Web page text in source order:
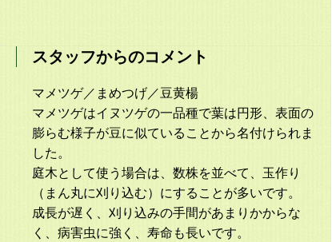
スタッフからのコメント
マメツゲ／まめつげ／豆黄楊
マメツゲはイヌツゲの一品種で葉は円形、表面の
膨らむ様子が豆に似ていることから名付けられま
した。
庭木として使う場合は、数株を並べて、玉作り
（まん丸に刈り込む）にすることが多いです。
成長が遅く、刈り込みの手間があまりかからな
く、病害虫に強く、寿命も長いです。